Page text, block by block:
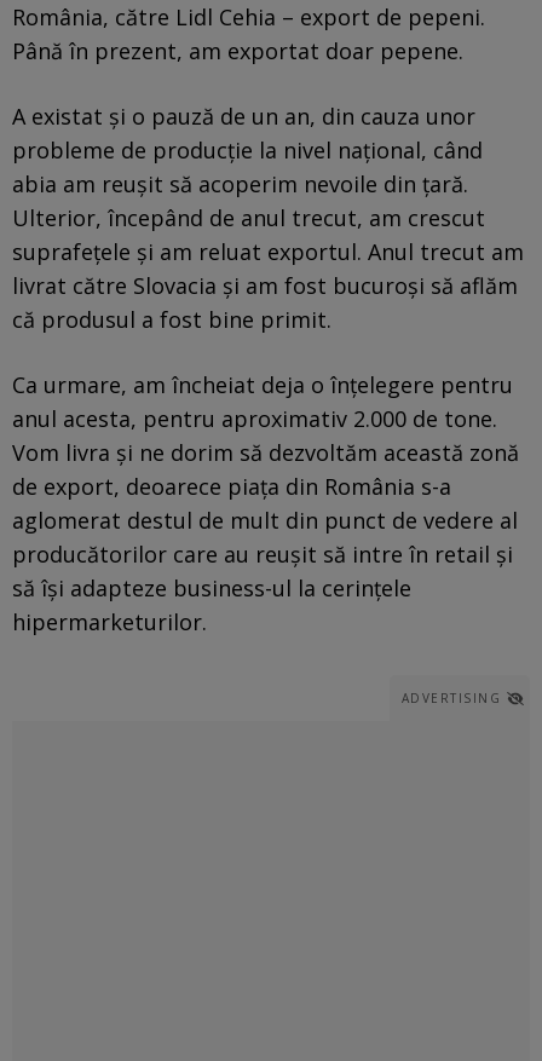
România, către Lidl Cehia – export de pepeni.
Până în prezent, am exportat doar pepene.
A existat și o pauză de un an, din cauza unor
probleme de producție la nivel național, când
abia am reușit să acoperim nevoile din țară.
Ulterior, începând de anul trecut, am crescut
suprafețele și am reluat exportul. Anul trecut am
livrat către Slovacia și am fost bucuroși să aflăm
că produsul a fost bine primit.
Ca urmare, am încheiat deja o înțelegere pentru
anul acesta, pentru aproximativ 2.000 de tone.
Vom livra și ne dorim să dezvoltăm această zonă
de export, deoarece piața din România s-a
aglomerat destul de mult din punct de vedere al
producătorilor care au reușit să intre în retail și
să își adapteze business-ul la cerințele
hipermarketurilor.
ADVERTISING